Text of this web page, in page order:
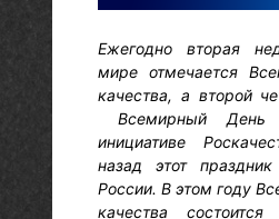
Ежегодно вторая
мире отмечается
качества, а второй
Всемирный День
инициативе
назад этот
России. В этом году
качества